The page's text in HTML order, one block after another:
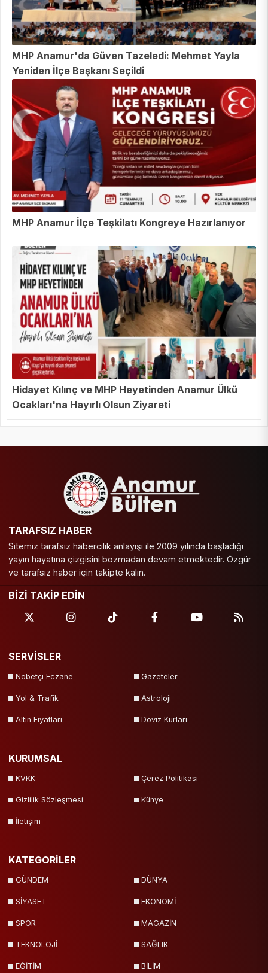
MHP Anamur'da Güven Tazeledi: Mehmet Yayla
Yeniden İlçe Başkanı Seçildi
MHP Anamur İlçe Teşkilatı Kongreye Hazırlanıyor
Hidayet Kılınç ve MHP Heyetinden Anamur Ülkü
Ocakları'na Hayırlı Olsun Ziyareti
TARAFSIZ HABER
Sitemiz tarafsız habercilik anlayışı ile 2009 yılında başladığı
yayın hayatına çizgisini bozmadan devam etmektedir. Özgür
ve tarafsız haber için takipte kalın.
BİZİ TAKİP EDİN
SERVİSLER
Nöbetçi Eczane Gazeteler
Yol & Trafik Astroloji
Altın Fiyatları Döviz Kurları
KURUMSAL
KVKK Çerez Politikası
Gizlilik Sözleşmesi Künye
İletişim
KATEGORİLER
GÜNDEM DÜNYA
SİYASET EKONOMİ
SPOR MAGAZİN
TEKNOLOJİ SAĞLIK
EĞİTİM BİLİM